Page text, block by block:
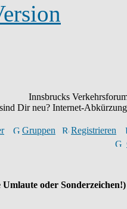
Innsbrucks
Dir neu? Internet-
Gruppen
Registrieren
Umlaute oder Sonderzeichen!)